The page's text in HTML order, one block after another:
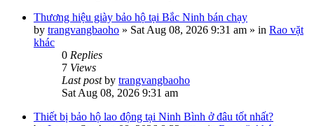
Thương hiệu giày bảo hộ tại Bắc Ninh bán chạy
by trangvangbaoho » Sat Aug 08, 2026 9:31 am » in Rao vặt
khác
0 Replies
7 Views
Last postby trangvangbaoho
Sat Aug 08, 2026 9:31 am
Thiết bị bảo hộ lao động tại Ninh Bình ở đâu tốt nhất?